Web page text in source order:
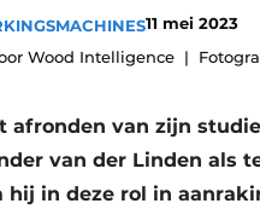
Vacatures
Video’s
11 mei 2023
Wood Intelligence
afronden van zijn
van der Linden als
hij in deze rol in